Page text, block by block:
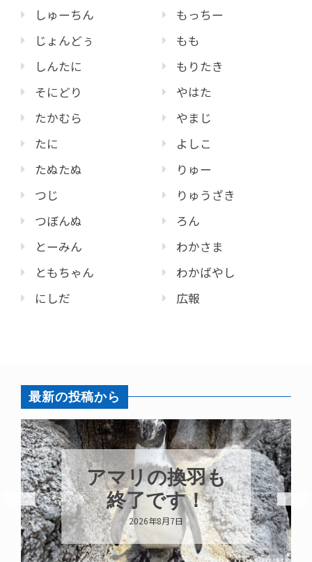
しゅーちん
じょんどぅ
しんたに
そにどり
たかむら
たに
たぬたぬ
つじ
つぼんぬ
とーみん
ともちゃん
にしだ
もっちー
もも
もりたき
やはた
やまじ
よしこ
りゅー
りゅうざき
ろん
わかさま
わかばやし
広報
最新の投稿から
アマリの換羽も
終了です！
2026年8月7日